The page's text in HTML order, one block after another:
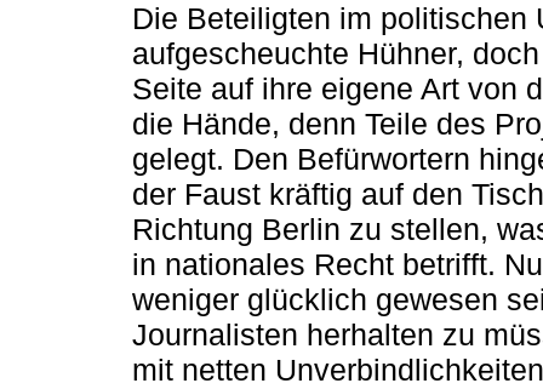
Die Beteiligten im politischen
aufgescheuchte Hühner,
Seite auf ihre eigene Art von
die Hände, denn Teile des
gelegt. Den Befürwortern
der Faust kräftig auf den
Richtung Berlin zu stellen,
in nationales Recht betrifft.
weniger glücklich gewesen
Journalisten herhalten zu
mit netten